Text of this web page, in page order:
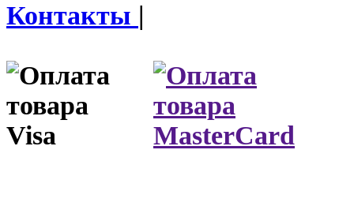
Контакты |